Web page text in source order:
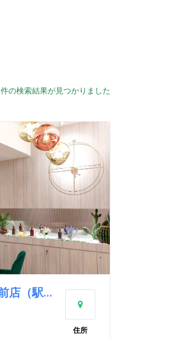
件の検索結果が見つかりました
SmarterSPA-站前店（駅前店）
住所